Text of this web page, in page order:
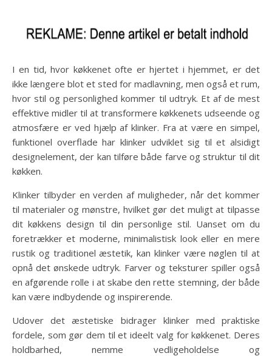
I en tid, hvor køkkenet ofte er hjertet i hjemmet, er det
ikke længere blot et sted for madlavning, men også et rum,
hvor stil og personlighed kommer til udtryk. Et af de mest
effektive midler til at transformere køkkenets udseende og
atmosfære er ved hjælp af klinker. Fra at være en simpel,
funktionel overflade har klinker udviklet sig til et alsidigt
designelement, der kan tilføre både farve og struktur til dit
køkken.
Klinker tilbyder en verden af muligheder, når det kommer
til materialer og mønstre, hvilket gør det muligt at tilpasse
dit køkkens design til din personlige stil. Uanset om du
foretrækker et moderne, minimalistisk look eller en mere
rustik og traditionel æstetik, kan klinker være nøglen til at
opnå det ønskede udtryk. Farver og teksturer spiller også
en afgørende rolle i at skabe den rette stemning, der både
kan være indbydende og inspirerende.
Udover det æstetiske bidrager klinker med praktiske
fordele, som gør dem til et ideelt valg for køkkenet. Deres
holdbarhed, nemme vedligeholdelse og